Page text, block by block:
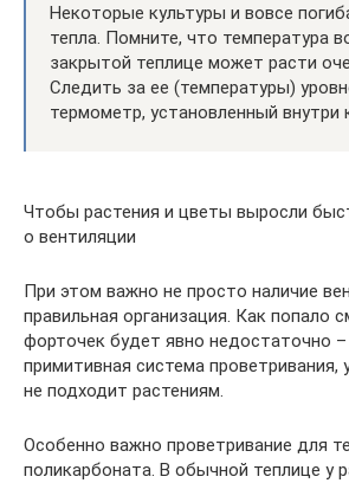
Некоторые культуры и вовсе
тепла. Помните, что температура
закрытой теплице может расти
Следить за ее (температуры)
термометр, установленный внутри
Чтобы растения и цветы выросли
о вентиляции
При этом важно не просто наличие
правильная организация. Как попало
форточек будет явно недостаточно –
примитивная система проветривания,
не подходит растениям.
Особенно важно проветривание для
поликарбоната. В обычной теплице у